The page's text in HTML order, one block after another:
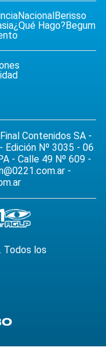
NacionalBerisso
¿Qué Hago?Begum
Contenidos SA -
Edición Nº 3035 - 06
- Calle 49 Nº 609 -
-
Todos los